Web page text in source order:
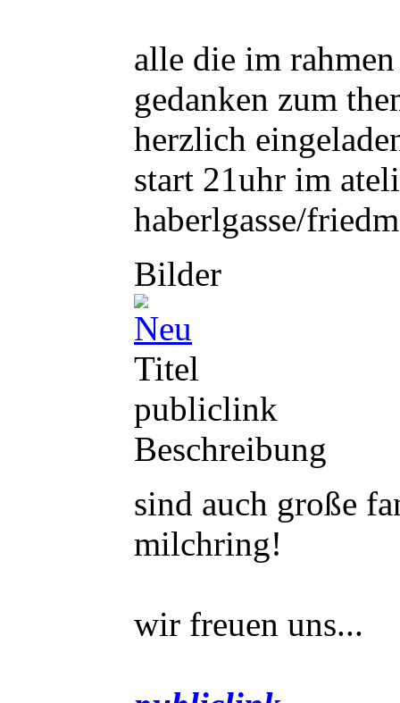
alle die im
gedanken zum
herzlich
start 21uhr im
haberlgasse/
Bilder
Titel
publiclink
Beschreibung
sind auch große
milchring!
wir freuen uns...